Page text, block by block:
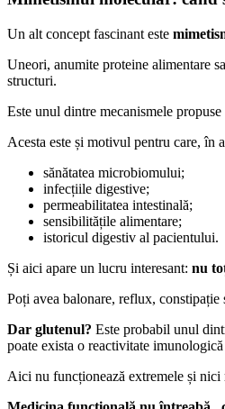
Un alt concept fascinant este
Uneori, anumite proteine alimentare
structuri.
Este unul dintre mecanismele
Acesta este și motivul pentru care, în
sănătatea microbiomului;
infecțiile digestive;
permeabilitatea intestinală;
sensibilitățile alimentare;
istoricul digestiv al pacientului.
Și aici apare un lucru interesant: nu
Poți avea balonare, reflux,
Dar glutenul? Este probabil unul
poate exista o reactivitate
Aici nu funcționează extremele și nici